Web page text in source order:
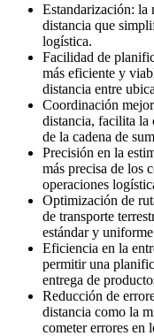
Estandarización: la
distancia que
logística.
Facilidad de
más eficiente y
distancia entre
Coordinación
distancia, facilita la
de la cadena de
Precisión en la
más precisa de los
operaciones
Optimización de
de transporte
estándar y
Eficiencia en la
permitir una
entrega de
Reducción de
distancia como la
cometer errores en